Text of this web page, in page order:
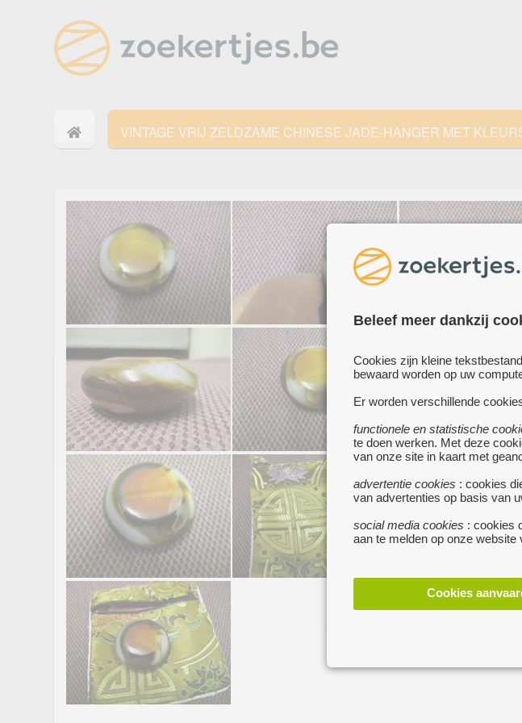
Beleef meer dankzij
Cookies zijn kleine
bewaard worden op uw
Er worden verschillende
functionele en statistische
te doen werken. Met deze
van onze site in kaart met
advertentie cookies : cookies
van advertenties op basis van
social media cookies : cookies
aan te melden op onze website
Cookies
VINTAGE VRIJ ZELDZAME CHINESE JADE-HANGER MET